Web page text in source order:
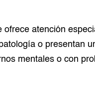
ofrece atención
o presentan
mentales o con